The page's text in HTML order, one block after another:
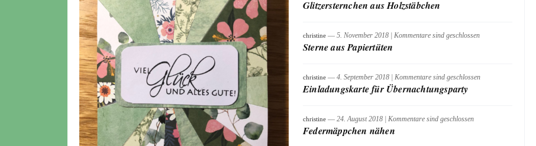
Glitzersternchen aus Holzstäbchen
christine ― 5. November 2018 |Kommentare sind geschlossen
Sterne aus Papiertüten
christine ― 4. September 2018 |Kommentare sind geschlossen
Einladungskarte für Übernachtungsparty
christine ― 24. August 2018 |Kommentare sind geschlossen
Federmäppchen nähen